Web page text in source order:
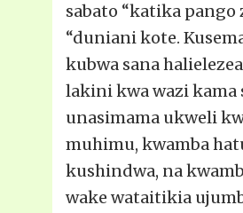
sabato “katika pango
“duniani kote.
kubwa sana
lakini kwa wazi kama
unasimama ukweli
muhimu, kwamba
kushindwa, na
wake wataitikia